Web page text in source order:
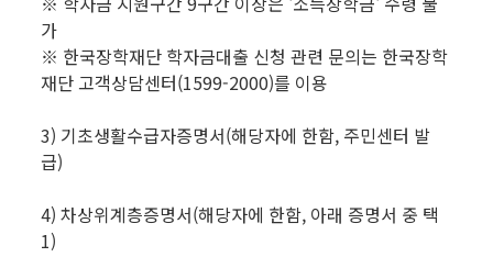
가
※ 한국장학재단 학자금대출 신청 관련 문의는 한국장학
재단 고객상담센터(1599-2000)를 이용
3) 기초생활수급자증명서(해당자에 한함, 주민센터 발
급)
4) 차상위계층증명서(해당자에 한함, 아래 증명서 중 택
1)